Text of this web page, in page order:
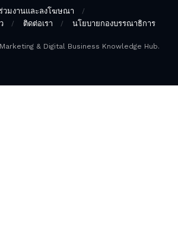
วมงานและลงโฆษณา
ติดต่อเรา นโยบายกองบรรณาธิการ
& Digital Business Knowledge Hub.